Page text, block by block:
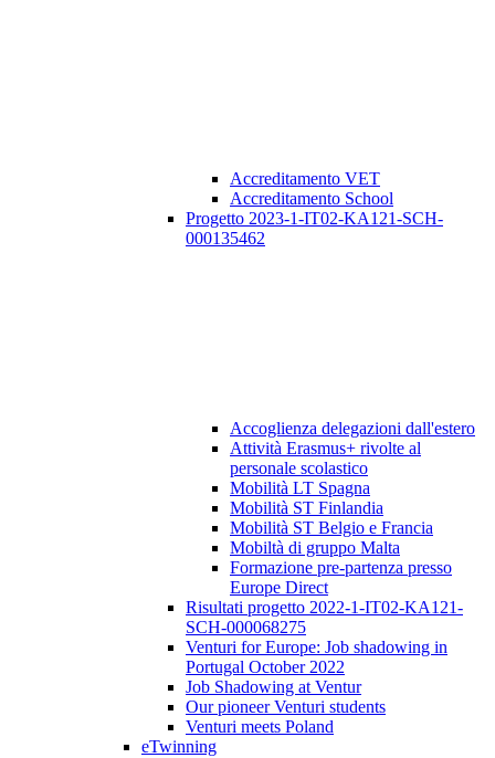
Accreditamento VET
Accreditamento School
Progetto 2023-1-IT02-KA121-SCH-
000135462
Accoglienza delegazioni dall'estero
Attività Erasmus+ rivolte al
personale scolastico
Mobilità LT Spagna
Mobilità ST Finlandia
Mobilità ST Belgio e Francia
Mobiltà di gruppo Malta
Formazione pre-partenza presso
Europe Direct
Risultati progetto 2022-1-IT02-KA121-
SCH-000068275
Venturi for Europe: Job shadowing in
Portugal October 2022
Job Shadowing at Ventur
Our pioneer Venturi students
Venturi meets Poland
eTwinning